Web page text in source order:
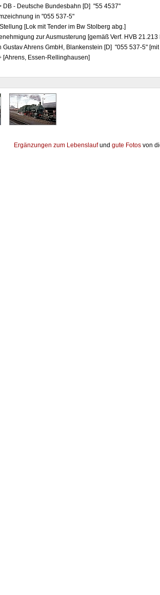
DB - Deutsche Bundesbahn [D] "55 4537"
in "055 537-5"
[Lok mit Tender im Bw Stolberg abg.]
zur Ausmusterung [gemäß Verf. HVB 21.213
Gustav Ahrens GmbH, Blankenstein [D] "055 537-5"
[Ahrens, Essen-Rellinghausen]
Ergänzungen zum Lebenslaufund gute Fotos von